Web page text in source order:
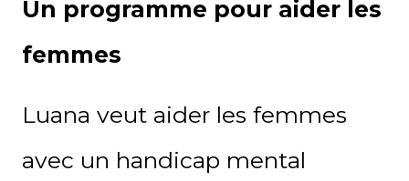
Un programme pour aider les
femmes
Luana veut aider les femmes
avec un handicap mental